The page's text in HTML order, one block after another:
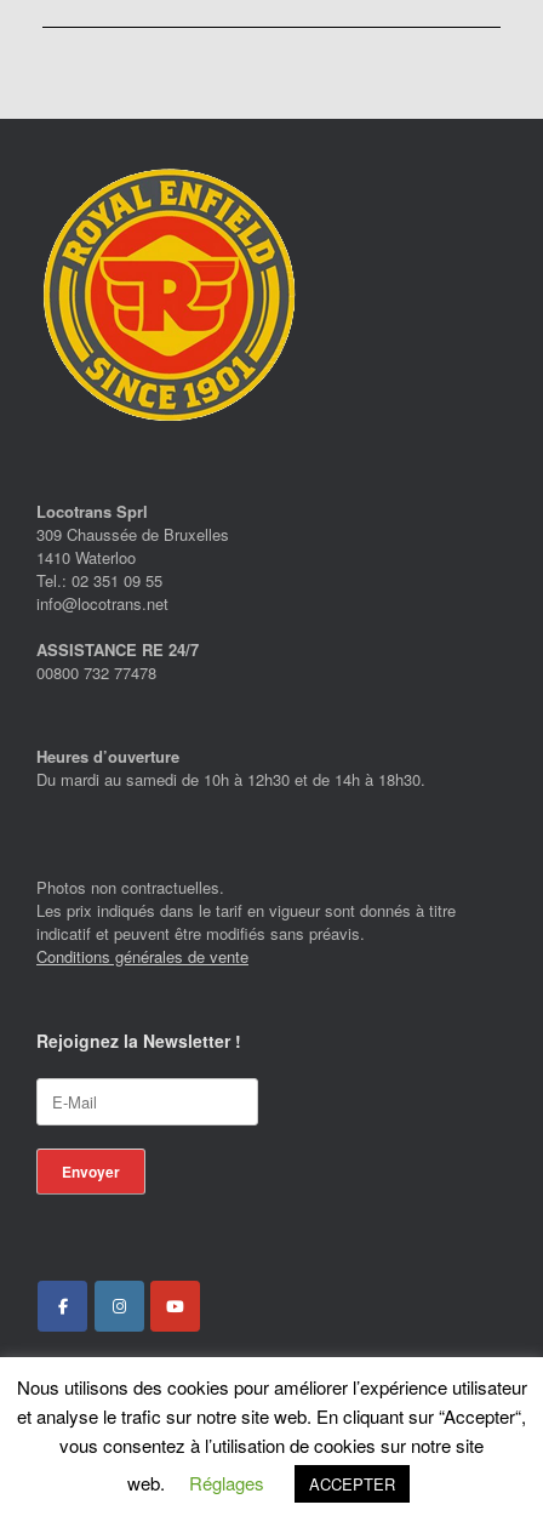
Locotrans Sprl
309 Chaussée de Bruxelles
1410 Waterloo
Tel.: 02 351 09 55
info@locotrans.net
ASSISTANCE RE 24/7
00800 732 77478
Heures d’ouverture
Du mardi au samedi de 10h à 12h30 et de 14h à 18h30.
Photos non contractuelles.
Les prix indiqués dans le tarif en vigueur sont donnés à titre
indicatif et peuvent être modifiés sans préavis.
Conditions générales de vente
Rejoignez la Newsletter !
Locotrans SPRL - Exclusive Store Royal Enfield - Royal Enfield Brussels - ©
2026
ASiteOrigin Theme
Nous utilisons des cookies pour améliorer l’expérience utilisateur
et analyse le trafic sur notre site web. En cliquant sur “Accepter“,
vous consentez à l’utilisation de cookies sur notre site
web.
Réglages ACCEPTER